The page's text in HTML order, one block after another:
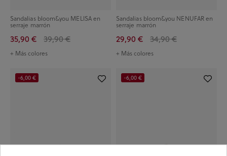
Sandalias bloom&you MELISA en
serraje marrón
35,90 € 39,90 €
+ Más colores
Sandalias bloom&you NENUFAR en
serraje marrón
29,90 € 34,90 €
+ Más colores
-6,00 € -6,00 €